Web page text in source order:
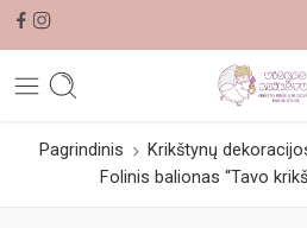
Pagrindinis Krikštynų
Folinis balionas “Tavo